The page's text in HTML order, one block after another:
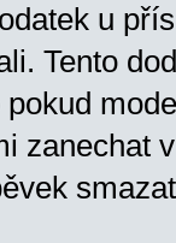
u
Tento
zanechat